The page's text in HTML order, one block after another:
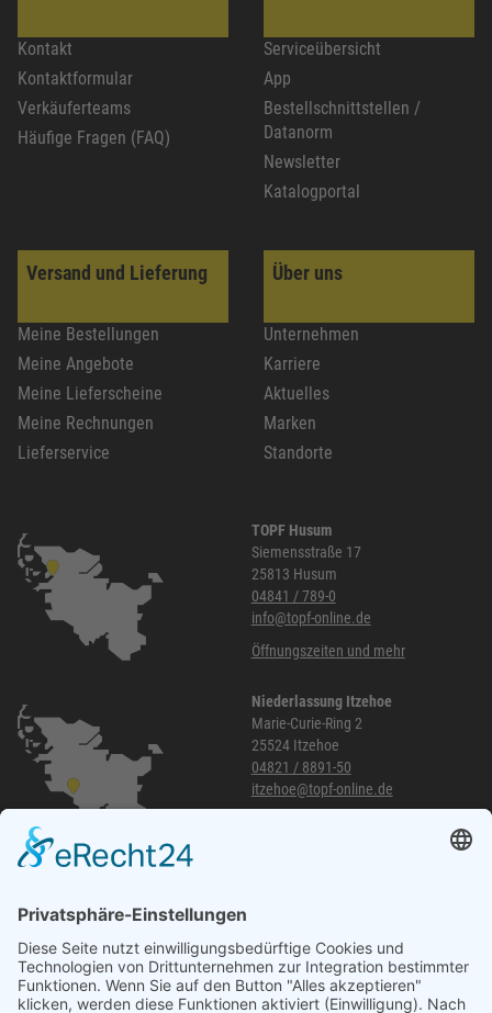
Kontakt
Kontaktformular
Verkäuferteams
Häufige Fragen (FAQ)
Serviceübersicht
App
Bestellschnittstellen /
Datanorm
Newsletter
Katalogportal
Versand und Lieferung
Meine Bestellungen
Meine Angebote
Meine Lieferscheine
Meine Rechnungen
Lieferservice
Über uns
Unternehmen
Karriere
Aktuelles
Marken
Standorte
TOPF Husum
Siemensstraße 17
25813 Husum
04841 / 789-0
info@topf-online.de
Öffnungszeiten und mehr
Niederlassung Itzehoe
Marie-Curie-Ring 2
25524 Itzehoe
04821 / 8891-50
itzehoe@topf-online.de
040 / 21 04 04 04-04
glinde@topf-online.de
Öffnungszeiten und mehr